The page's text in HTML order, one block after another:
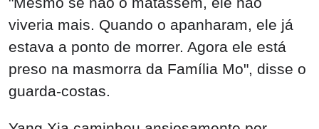
viveria mais. Quando o apanharam, ele já
estava a ponto de morrer. Agora ele está
preso na masmorra da Família Mo", disse o
guarda-costas.